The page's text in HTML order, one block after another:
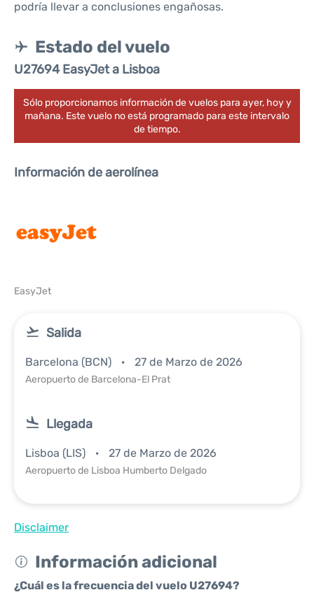
podría llevar a conclusiones engañosas.
Estado del vuelo
U27694 EasyJet a Lisboa
Sólo proporcionamos información de vuelos para ayer, hoy y
mañana. Este vuelo no está programado para este intervalo
de tiempo.
Información de aerolínea
EasyJet
Salida
Barcelona (BCN) 27 de Marzo de 2026
Aeropuerto de Barcelona-El Prat
Llegada
Lisboa (LIS) 27 de Marzo de 2026
Aeropuerto de Lisboa Humberto Delgado
Disclaimer
Información adicional
¿Cuál es la frecuencia del vuelo U27694?